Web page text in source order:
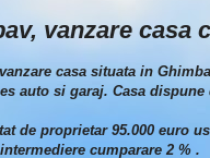
vanzare casa
casa situata in
auto si garaj. Casa
de proprietar 95.000 euro
cumparare 2 % .